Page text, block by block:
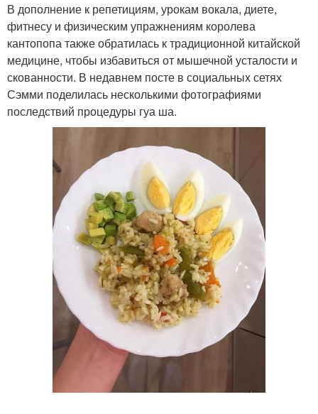
В дополнение к репетициям, урокам вокала, диете,
фитнесу и физическим упражнениям королева
кантопопа также обратилась к традиционной китайской
медицине, чтобы избавиться от мышечной усталости и
скованности. В недавнем посте в социальных сетях
Сэмми поделилась несколькими фотографиями
последствий процедуры гуа ша.